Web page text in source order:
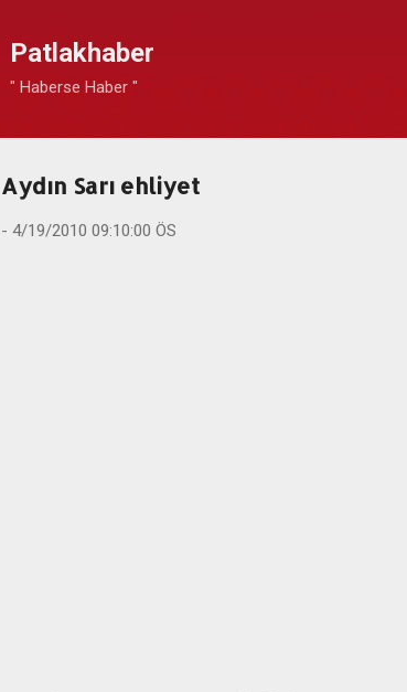
Patlakhaber
" Haberse Haber "
Aydın Sarı ehliyet
- 4/19/2010 09:10:00 ÖS